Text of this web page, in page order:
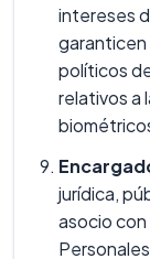
intereses
garanticen
políticos
relativos a
jurídica,
asocio